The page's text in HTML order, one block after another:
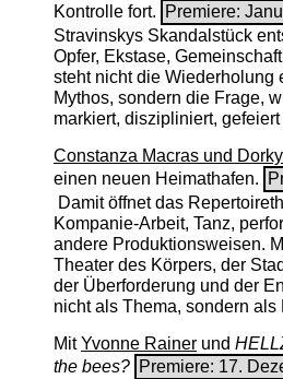
Kontrolle fort.
Premiere:
Stravinskys Skandalstück
Opfer, Ekstase,
steht nicht die Wiederholung
Mythos, sondern die Frage,
markiert, diszipliniert,
Constanza Macras und
einen neuen Heimathafen.
Damit öffnet das
Kompanie-Arbeit, Tanz,
andere Produktionsweisen.
Theater des Körpers, der
der Überforderung und der
nicht als Thema, sondern als
MitYvonne Rainerund
the bees? Premiere: 17.